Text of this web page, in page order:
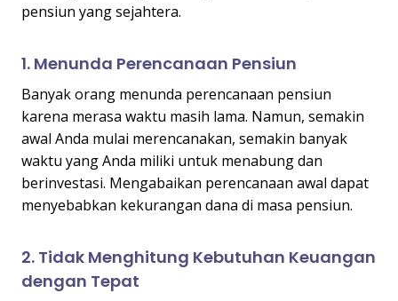
pensiun yang sejahtera.
1. Menunda Perencanaan Pensiun
Banyak orang menunda perencanaan pensiun
karena merasa waktu masih lama. Namun, semakin
awal Anda mulai merencanakan, semakin banyak
waktu yang Anda miliki untuk menabung dan
berinvestasi. Mengabaikan perencanaan awal dapat
menyebabkan kekurangan dana di masa pensiun.
2. Tidak Menghitung Kebutuhan Keuangan
dengan Tepat